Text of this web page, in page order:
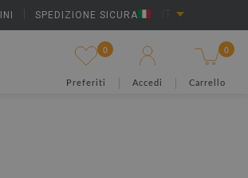
SPEDIZIONE SICURA
0
Preferiti Accedi
0
Carrello